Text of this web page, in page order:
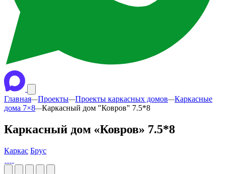
Главная—Проекты—Проекты каркасных домов—Каркасные
дома 7×8—Каркасный дом "Ковров" 7.5*8
Каркасный дом «Ковров» 7.5*8
Каркас Брус